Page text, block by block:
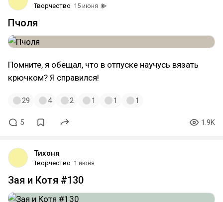
Творчество 15 июня
Пчоля
Помните, я обещал, что в отпуске научусь вязать
крючком? Я справился!
29 4 2 1 1 1
5 1.9K
Тихоня
Творчество 1 июня
Зая и Котя #130